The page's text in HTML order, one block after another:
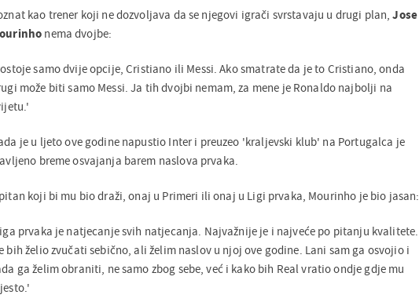
kao trener koji ne dozvoljava da se njegovi igrači svrstavaju u drugi plan,Jose
nema dvojbe:
samo dvije opcije, Cristiano ili Messi. Ako smatrate da je to Cristiano, onda
može biti samo Messi. Ja tih dvojbi nemam, za mene je Ronaldo najbolji na
je u ljeto ove godine napustio Inter i preuzeo 'kraljevski klub' na Portugalca je
breme osvajanja barem naslova prvaka.
koji bi mu bio draži, onaj u Primeri ili onaj u Ligi prvaka, Mourinho je bio jasan:
prvaka je natjecanje svih natjecanja. Najvažnije je i najveće po pitanju kvalitete.
bih želio zvučati sebično, ali želim naslov u njoj ove godine. Lani sam ga osvojio i
ga želim obraniti, ne samo zbog sebe, već i kako bih Real vratio ondje gdje mu